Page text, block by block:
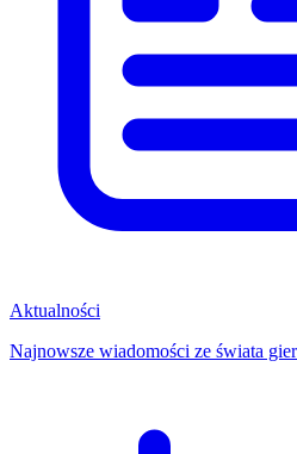
Aktualności
Najnowsze wiadomości ze świata